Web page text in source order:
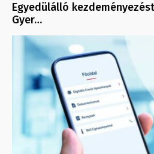
Egyedülálló
Gyer…